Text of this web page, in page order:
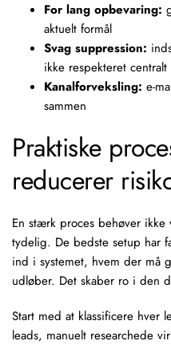
For lang opbevaring:
aktuelt formål
Svag suppression:
ikke respekteret centralt
Kanalforveksling: e-
sammen
Praktiske
reducerer
En stærk proces behøver
tydelig. De bedste setup har
ind i systemet, hvem der må
udløber. Det skaber ro i den
Start med at klassificere hver
leads, manuelt researchede